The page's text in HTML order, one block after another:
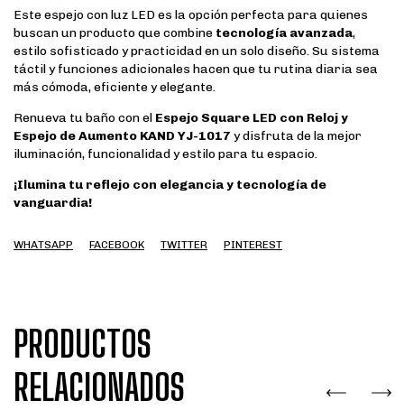
Este espejo con luz LED es la opción perfecta para quienes
buscan un producto que combine tecnología avanzada,
estilo sofisticado y practicidad en un solo diseño. Su sistema
táctil y funciones adicionales hacen que tu rutina diaria sea
más cómoda, eficiente y elegante.
Renueva tu baño con el Espejo Square LED con Reloj y
Espejo de Aumento KAND YJ-1017 y disfruta de la mejor
iluminación, funcionalidad y estilo para tu espacio.
¡Ilumina tu reflejo con elegancia y tecnología de
vanguardia!
WHATSAPP FACEBOOK TWITTER PINTEREST
PRODUCTOS
RELACIONADOS